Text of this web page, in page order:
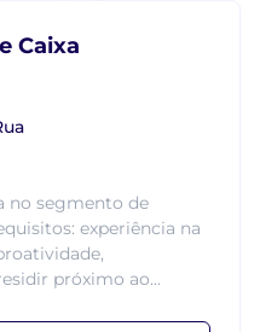
Caixa
no segmento de
experiência na
próximo ao...